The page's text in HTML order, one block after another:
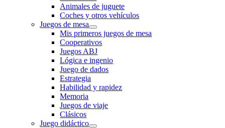
Animales de juguete
Coches y otros vehículos
Juegos de mesa
Mis primeros juegos de mesa
Cooperativos
Juegos ABJ
Lógica e ingenio
Juego de dados
Estrategia
Habilidad y rapidez
Memoria
Juegos de viaje
Clásicos
Juego didáctico